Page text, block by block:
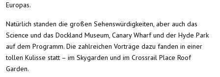
Europas.
Natürlich standen die großen Sehenswürdigkeiten, aber auch das
Science und das Dockland Museum, Canary Wharf und der Hyde Park
auf dem Programm. Die zahlreichen Vorträge dazu fanden in einer
tollen Kulisse statt – im Skygarden und im Crossrail Place Roof
Garden.